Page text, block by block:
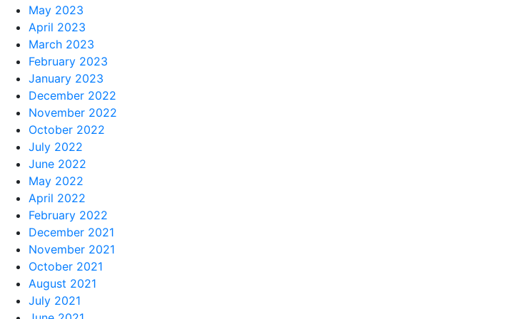
May 2023
April 2023
March 2023
February 2023
January 2023
December 2022
November 2022
October 2022
July 2022
June 2022
May 2022
April 2022
February 2022
December 2021
November 2021
October 2021
August 2021
July 2021